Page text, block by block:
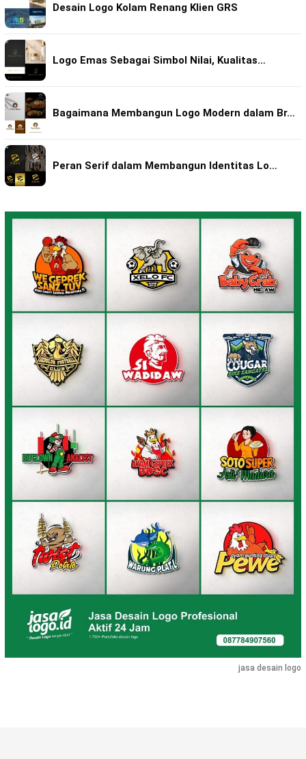
Desain Logo Kolam Renang Klien GRS
Logo Emas Sebagai Simbol Nilai, Kualitas…
Bagaimana Membangun Logo Modern dalam Br…
Peran Serif dalam Membangun Identitas Lo…
jasa desain logo